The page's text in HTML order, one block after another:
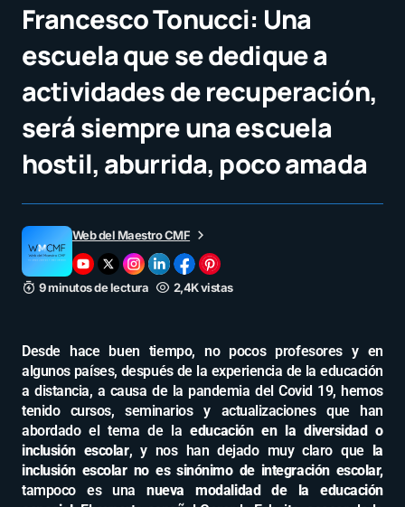
Francesco Tonucci: Una
escuela que se dedique a
actividades de recuperación,
será siempre una escuela
hostil, aburrida, poco amada
Web del Maestro CMF
9 minutos de lectura 2,4K vistas
Desde hace buen tiempo, no pocos profesores y en
algunos países, después de la experiencia de la educación
a distancia, a causa de la pandemia del Covid 19, hemos
tenido cursos, seminarios y actualizaciones que han
abordado el tema de laeducación en la diversidad o
inclusión escolar, y nos han dejado muy claro que la
inclusión escolar no es sinónimo de integración escolar,
tampoco es unanueva modalidad de la educación